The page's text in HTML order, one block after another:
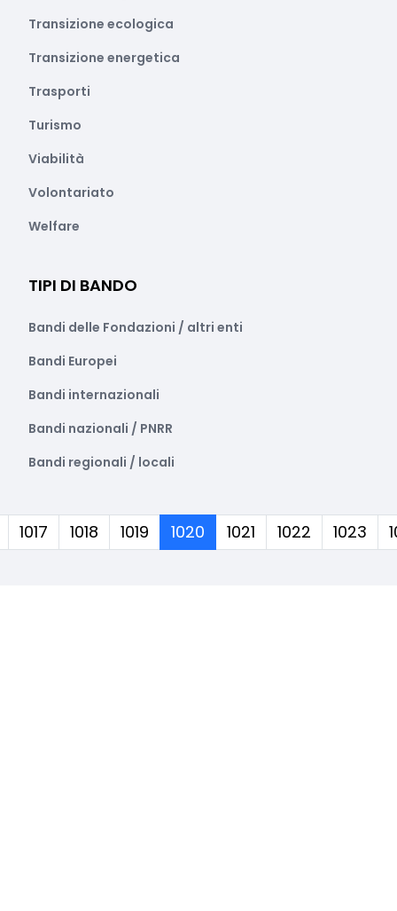
Transizione ecologica
Transizione energetica
Trasporti
Turismo
Viabilità
Volontariato
Welfare
TIPI DI BANDO
Bandi delle Fondazioni / altri enti
Bandi Europei
Bandi internazionali
Bandi nazionali / PNRR
Bandi regionali / locali
1017 1018 1019 1020(corrente)
1021 1022 1023